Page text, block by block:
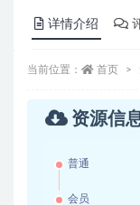
详情介绍
当前位置： 首页
资源信
普通
会员